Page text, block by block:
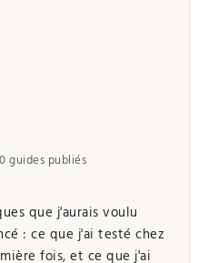
guides publiés
que j'aurais voulu
: ce que j'ai testé chez
fois, et ce que j'ai